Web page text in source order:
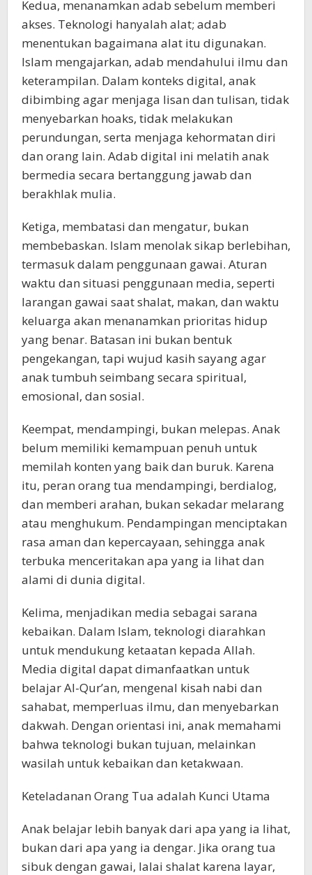
Kedua, menanamkan adab sebelum memberi
akses. Teknologi hanyalah alat; adab
menentukan bagaimana alat itu digunakan.
Islam mengajarkan, adab mendahului ilmu dan
keterampilan. Dalam konteks digital, anak
dibimbing agar menjaga lisan dan tulisan, tidak
menyebarkan hoaks, tidak melakukan
perundungan, serta menjaga kehormatan diri
dan orang lain. Adab digital ini melatih anak
bermedia secara bertanggung jawab dan
berakhlak mulia.
Ketiga, membatasi dan mengatur, bukan
membebaskan. Islam menolak sikap berlebihan,
termasuk dalam penggunaan gawai. Aturan
waktu dan situasi penggunaan media, seperti
larangan gawai saat shalat, makan, dan waktu
keluarga akan menanamkan prioritas hidup
yang benar. Batasan ini bukan bentuk
pengekangan, tapi wujud kasih sayang agar
anak tumbuh seimbang secara spiritual,
emosional, dan sosial.
Keempat, mendampingi, bukan melepas. Anak
belum memiliki kemampuan penuh untuk
memilah konten yang baik dan buruk. Karena
itu, peran orang tua mendampingi, berdialog,
dan memberi arahan, bukan sekadar melarang
atau menghukum. Pendampingan menciptakan
rasa aman dan kepercayaan, sehingga anak
terbuka menceritakan apa yang ia lihat dan
alami di dunia digital.
Kelima, menjadikan media sebagai sarana
kebaikan. Dalam Islam, teknologi diarahkan
untuk mendukung ketaatan kepada Allah.
Media digital dapat dimanfaatkan untuk
belajar Al-Qur’an, mengenal kisah nabi dan
sahabat, memperluas ilmu, dan menyebarkan
dakwah. Dengan orientasi ini, anak memahami
bahwa teknologi bukan tujuan, melainkan
wasilah untuk kebaikan dan ketakwaan.
Keteladanan Orang Tua adalah Kunci Utama
Anak belajar lebih banyak dari apa yang ia lihat,
bukan dari apa yang ia dengar. Jika orang tua
sibuk dengan gawai, lalai shalat karena layar,